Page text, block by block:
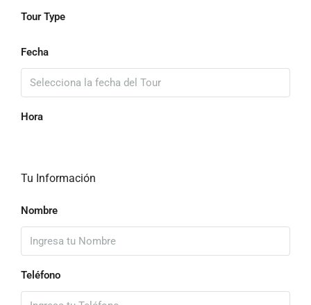
Tour Type
Fecha
Hora
Tu Información
Nombre
Teléfono